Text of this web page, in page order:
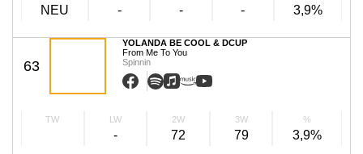
NEU - - - 3,9%
63
YOLANDA BE COOL & DCUP
From Me To You
Spinnin
TW LW
-
2W
72
3W
79
%
3,9%